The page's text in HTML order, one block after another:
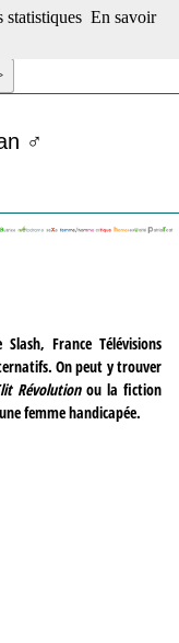
♂
France Télévisions
On peut y trouver
Révolutionou la fiction
femme handicapée.
statistiques En savoir